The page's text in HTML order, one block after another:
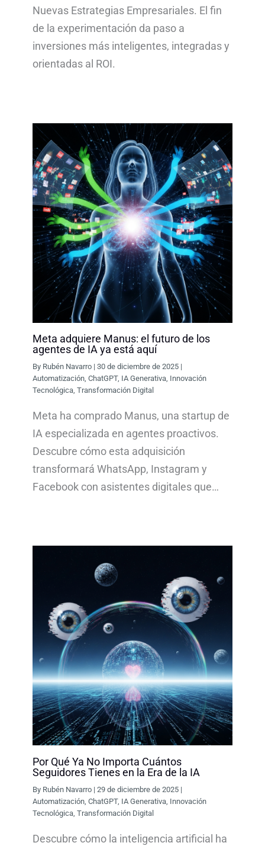
Nuevas Estrategias Empresariales. El fin
de la experimentación da paso a
inversiones más inteligentes, integradas y
orientadas al ROI.
Meta adquiere Manus: el futuro de los
agentes de IA ya está aquí
By Rubén Navarro |30 de diciembre de 2025 |
Automatización ,ChatGPT, IA Generativa Innovación
Tecnológica ,Transformación Digital
Meta ha comprado Manus, una startup de
IA especializada en agentes proactivos.
Descubre cómo esta adquisición
transformará WhatsApp, Instagram y
Facebook con asistentes digitales que…
Por Qué Ya No Importa Cuántos
Seguidores Tienes en la Era de la IA
By Rubén Navarro |29 de diciembre de 2025 |
Automatización ,ChatGPT, IA Generativa Innovación
Tecnológica ,Transformación Digital
Descubre cómo la inteligencia artificial ha